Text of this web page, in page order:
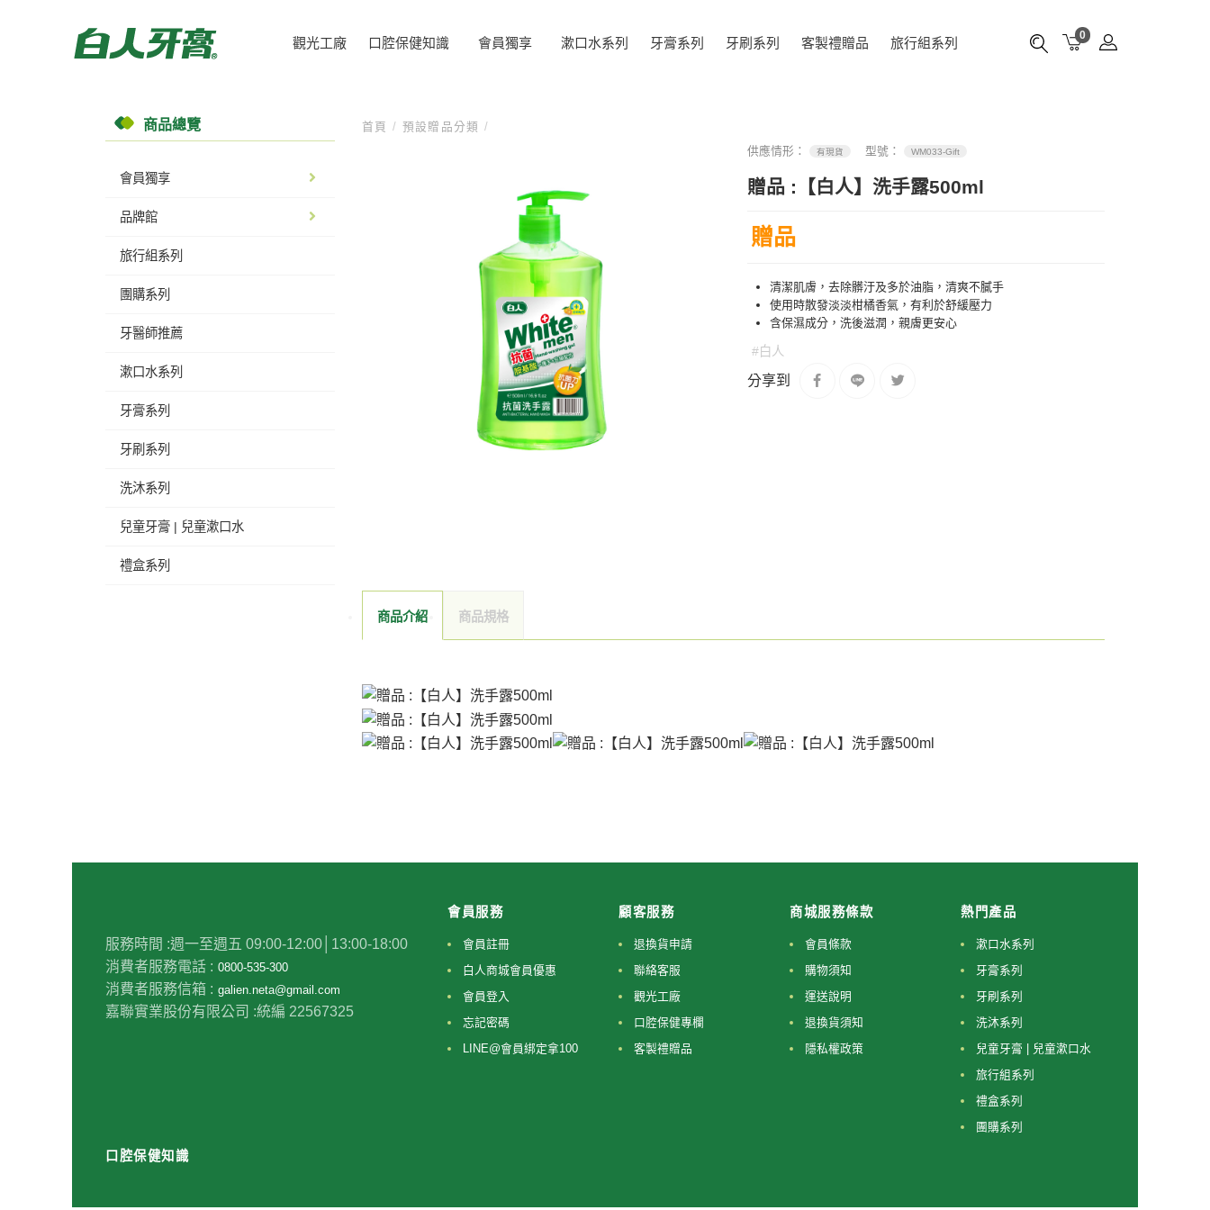
觀光工廠 口腔保健知識 會員獨享 漱口水系列 牙膏系列 牙刷系列 客製禮贈品 旅行組系列 0
商品總覽
會員獨享
品牌館
旅行組系列
團購系列
牙醫師推薦
漱口水系列
牙膏系列
牙刷系列
洗沐系列
兒童牙膏 | 兒童漱口水
禮盒系列
首頁/ 預設贈品分類/
供應情形：
有現貨 型號： WM033-Gift
贈品 :【白人】洗手露500ml
贈品
清潔肌膚，去除髒汙及多於油脂，清爽不膩手
使用時散發淡淡柑橘香氣，有利於舒緩壓力
含保濕成分，洗後滋潤，親膚更安心
#白人
分享到
商品介紹 商品規格
服務時間 :週一至週五 09:00-12:00│13:00-18:00
消費者服務電話 : 0800-535-300
消費者服務信箱 : galien.neta@gmail.com
嘉聯實業股份有限公司 :統編 22567325
會員服務
會員註冊
白人商城會員優惠
會員登入
忘記密碼
LINE@會員綁定拿100
顧客服務
退換貨申請
聯絡客服
觀光工廠
口腔保健專欄
客製禮贈品
商城服務條款
會員條款
購物須知
運送說明
退換貨須知
隱私權政策
熱門產品
漱口水系列
牙膏系列
牙刷系列
洗沐系列
兒童牙膏 | 兒童漱口水
旅行組系列
禮盒系列
團購系列
口腔保健知識